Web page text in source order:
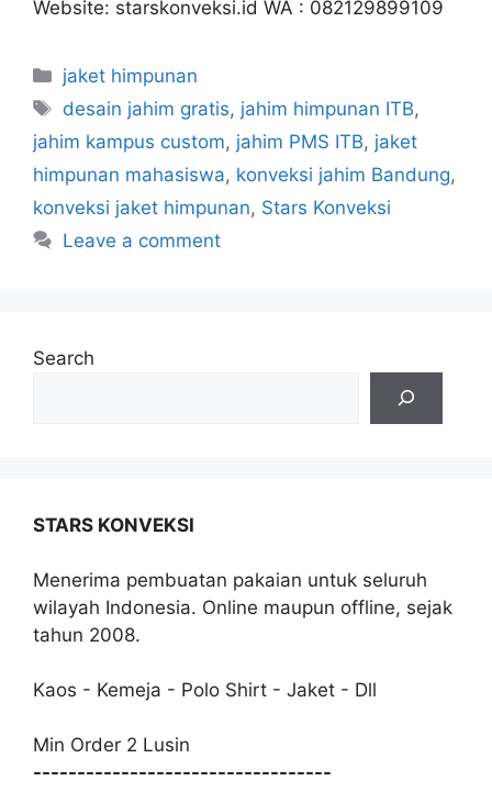
Website: starskonveksi.id WA : 082129899109
jaket himpunan
desain jahim gratis, jahim himpunan ITB,
jahim kampus custom, jahim PMS ITB, jaket
himpunan mahasiswa, konveksi jahim Bandung,
konveksi jaket himpunan, Stars Konveksi
Leave a comment
Search
STARS KONVEKSI
Menerima pembuatan pakaian untuk seluruh
wilayah Indonesia. Online maupun offline, sejak
tahun 2008.
Kaos - Kemeja - Polo Shirt - Jaket - Dll
Min Order 2 Lusin
----------------------------------